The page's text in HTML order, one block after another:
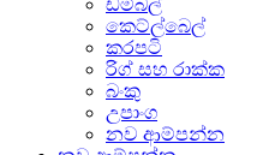
ඩම්බල්
කෙට්ල්බෙල්
කරපටි
රිග් සහ රාක්ක
බංකු
උපාංග
නව ආම්පන්න